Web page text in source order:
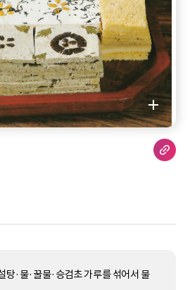
탕·물·꿀물·승검초 가루를 섞어서 물